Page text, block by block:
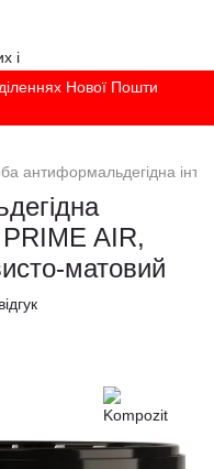
Нової Пошти
антиформальдегідна
AIR,
матовий